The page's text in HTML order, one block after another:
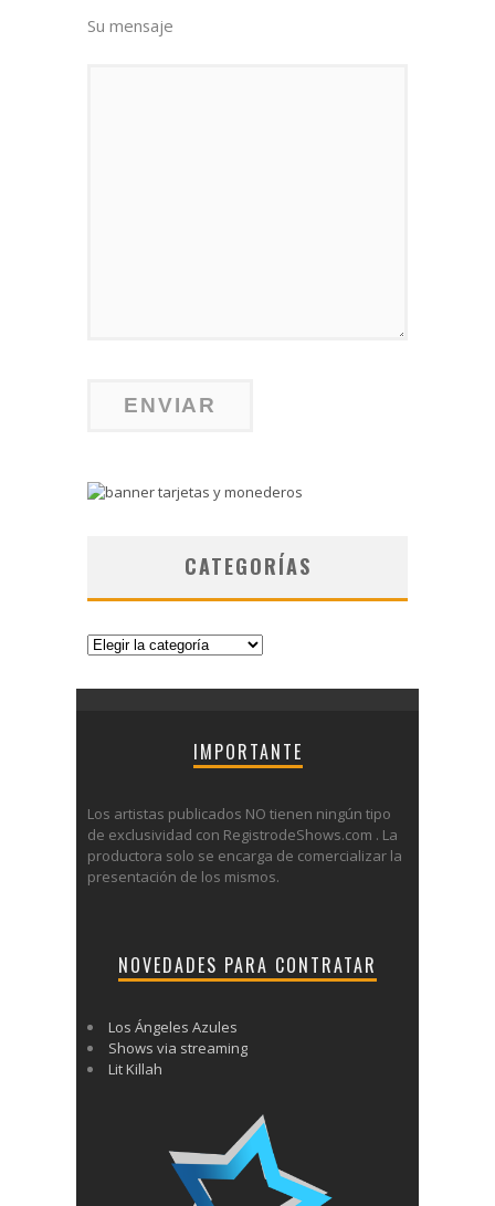
Su mensaje
CATEGORÍAS
Categorías
IMPORTANTE
Los artistas publicados NO tienen ningún tipo
de exclusividad con RegistrodeShows.com . La
productora solo se encarga de comercializar la
presentación de los mismos.
NOVEDADES PARA CONTRATAR
Los Ángeles Azules
Shows via streaming
Lit Killah